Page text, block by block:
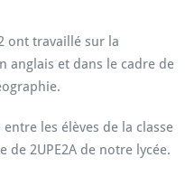
r
a
l
s
ont travaillé sur la
anglais et dans le cadre de
les élèves de la classe
de 2UPE2A de notre lycée.